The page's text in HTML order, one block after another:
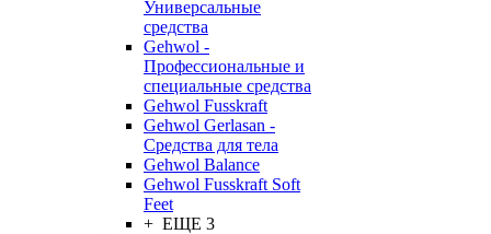
Универсальные
средства
Gehwol -
Профессиональные и
специальные средства
Gehwol Fusskraft
Gehwol Gerlasan -
Средства для тела
Gehwol Balance
Gehwol Fusskraft Soft
Feet
+ ЕЩЕ 3